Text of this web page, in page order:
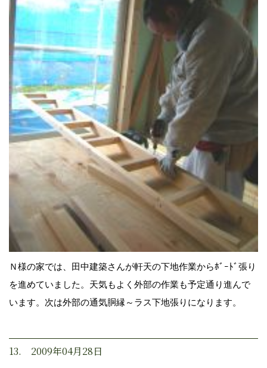
Ｎ様の家では、田中建築さんが軒天の下地作業からﾎﾞｰﾄﾞ張り
を進めていました。天気もよく外部の作業も予定通り進んで
います。次は外部の通気胴縁～ラス下地張りになります。
13. 2009年04月28日